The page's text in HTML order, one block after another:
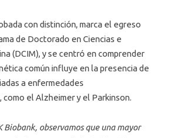
con distinción, marca el egreso
de Doctorado en Ciencias e
(DCIM), y se centró en comprender
común influye en la presencia de
a enfermedades
el Alzheimer y el Parkinson.
Biobank, observamos que una mayor